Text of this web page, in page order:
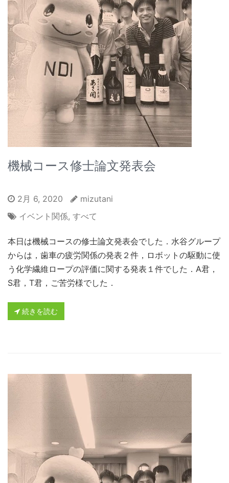
機械コース修士論文発表会
2月 6, 2020
mizutani
イベント関係, すべて
本日は機械コースの修士論文発表会でした．水谷グループ
からは，歯車の疲労関係の発表２件，ロボットの駆動に使
う化学繊維ロープの評価に関する発表１件でした．A君，
S君，T君，ご苦労様でした．
続きを読む